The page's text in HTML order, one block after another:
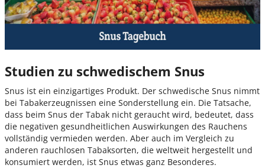
Studien zu schwedischem Snus
Snus ist ein einzigartiges Produkt. Der schwedische Snus nimmt
bei Tabakerzeugnissen eine Sonderstellung ein. Die Tatsache,
dass beim Snus der Tabak nicht geraucht wird, bedeutet, dass
die negativen gesundheitlichen Auswirkungen des Rauchens
vollständig vermieden werden. Aber auch im Vergleich zu
anderen rauchlosen Tabaksorten, die weltweit hergestellt und
konsumiert werden, ist Snus etwas ganz Besonderes.